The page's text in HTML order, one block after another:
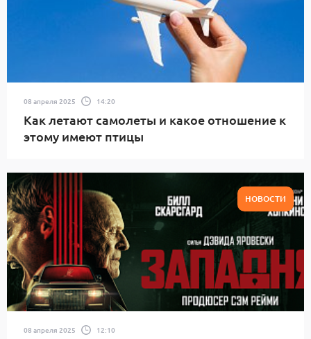
08 апреля 2025 14:20
Как летают самолеты и какое отношение к
этому имеют птицы
НОВОСТИ
08 апреля 2025 12:10